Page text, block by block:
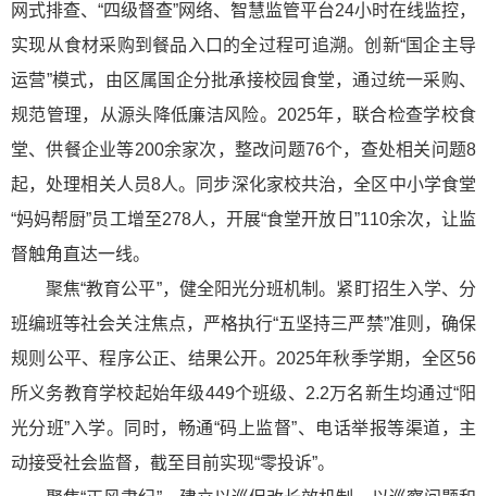
网式排查、“四级督查”网络、智慧监管平台24小时在线监控，
实现从食材采购到餐品入口的全过程可追溯。创新“国企主导
运营”模式，由区属国企分批承接校园食堂，通过统一采购、
规范管理，从源头降低廉洁风险。2025年，联合检查学校食
堂、供餐企业等200余家次，整改问题76个，查处相关问题8
起，处理相关人员8人。同步深化家校共治，全区中小学食堂
“妈妈帮厨”员工增至278人，开展“食堂开放日”110余次，让监
督触角直达一线。
聚焦“教育公平”，健全阳光分班机制。紧盯招生入学、分
班编班等社会关注焦点，严格执行“五坚持三严禁”准则，确保
规则公平、程序公正、结果公开。2025年秋季学期，全区56
所义务教育学校起始年级449个班级、2.2万名新生均通过“阳
光分班”入学。同时，畅通“码上监督”、电话举报等渠道，主
动接受社会监督，截至目前实现“零投诉”。